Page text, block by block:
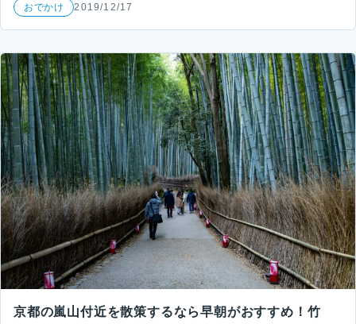
おでかけ 2019/12/17
京都の嵐山付近を散策するなら早朝がおすすめ！竹